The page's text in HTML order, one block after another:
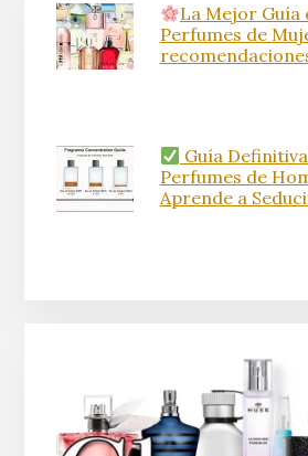
La Mejor Guía
Perfumes de
Guía
Perfumes de
Aprende a